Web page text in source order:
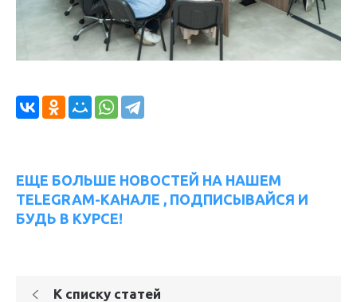
ЕЩЕ БОЛЬШЕ НОВОСТЕЙ НА НАШЕМ
TELEGRAM-КАНАЛЕ , ПОДПИСЫВАЙСЯ И
БУДЬ В КУРСЕ!
К списку статей